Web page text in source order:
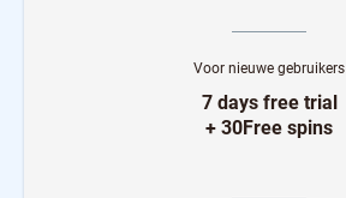
Voor nieuwe gebruikers
7 days free trial
+ 30Free spins